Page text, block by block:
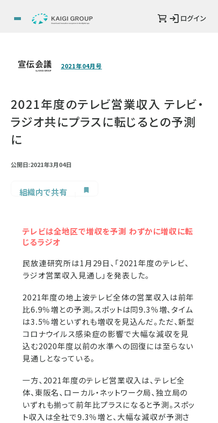
ログイン
2021年04月号
2021年度のテレビ営業収入 テレビ・
ラジオ共にプラスに転じるとの予測
に
公開日:2021年3月04日
組織内で共有
テレビは全地区で増収を予測 わずかに増収に転
じるラジオ
民放連研究所は1月29日、「2021年度のテレビ、
ラジオ営業収入見通し」を発表した。
2021年度の地上波テレビ全体の営業収入は前年
比6.9％増との予測。スポットは同9.3％増、タイム
は3.5％増といずれも増収を見込んだ。ただ、新型
コロナウイルス感染症の影響で大幅な減収を見
込む2020年度以前の水準への回復には至らない
見通しとなっている。
一方、2021年度のテレビ営業収入は、テレビ全
体、東阪名、ローカル・ネットワーク局、独立局の
いずれも揃って前年比プラスになると予測。スポッ
ト収入は全社で9.3％増と、大幅な減収が予測さ